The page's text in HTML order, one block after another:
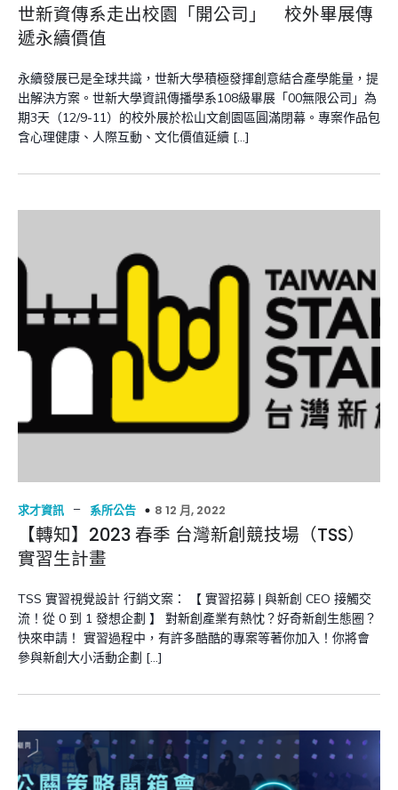
世新資傳系走出校園「開公司」 校外畢展傳
遞永續價值
永續發展已是全球共識，世新大學積極發揮創意結合產學能量，提
出解決方案。世新大學資訊傳播學系108級畢展「00無限公司」為
期3天（12/9-11）的校外展於松山文創園區圓滿閉幕。專案作品包
含心理健康、人際互動、文化價值延續 […]
求才資訊 – 系所公告 8 12 月, 2022
【轉知】2023 春季 台灣新創競技場（TSS）
實習生計畫
TSS 實習視覺設計 行銷文案： 【 實習招募 | 與新創 CEO 接觸交
流！從 0 到 1 發想企劃 】 對新創產業有熱忱？好奇新創生態圈？
快來申請！ 實習過程中，有許多酷酷的專案等著你加入！你將會
參與新創大小活動企劃 […]